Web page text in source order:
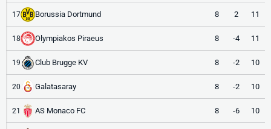
17 Borussia Dortmund 8 2 11
18 Olympiakos Piraeus 8 -4 11
19 Club Brugge KV 8 -2 10
20 Galatasaray 8 -2 10
21 AS Monaco FC 8 -6 10